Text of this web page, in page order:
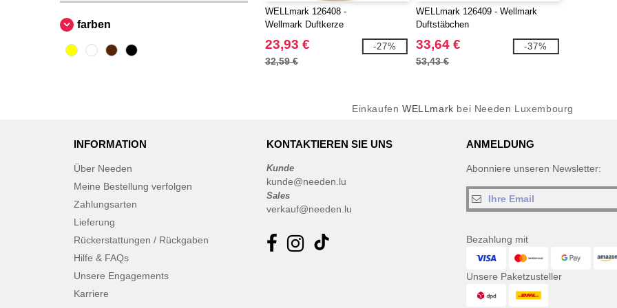
Moleskine (42)
Ocean Bottle
Originalhome
STAC (9)
WELLmark
Waterman (16)
Xtorm (15)
Zens (2)
farben
WELLmark 126408 -
Wellmark Duftkerze
23,93 €
32,59 €
-27%
WELLmark 126409 - Wellmark
Duftstäbchen
33,64 €
53,43 €
-37%
Einkaufen WELLmark bei Needen Luxembourg
INFORMATION
Über Needen
Meine Bestellung verfolgen
Zahlungsarten
Lieferung
Rückerstattungen / Rückgaben
Hilfe & FAQs
Unsere Engagements
Karriere
KONTAKTIEREN SIE UNS
Kunde
kunde@needen.lu
Sales
verkauf@needen.lu
ANMELDUNG
Abonniere unseren Newsletter:
Bezahlung mit
Unsere Paketzusteller